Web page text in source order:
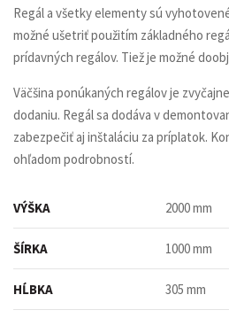
Regál a všetky elementy sú
možné ušetriť použitím základného
prídavných regálov. Tiež je možné
Väčšina ponúkaných regálov je
dodaniu. Regál sa dodáva v
zabezpečiť aj inštaláciu za príplatok.
ohľadom podrobností.
VÝŠKA 2000 mm
ŠÍRKA 1000 mm
HĹBKA 305 mm